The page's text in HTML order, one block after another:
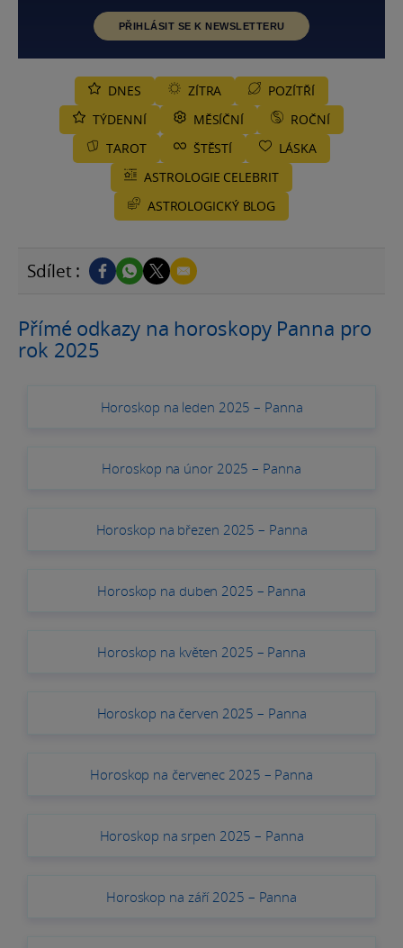
PŘIHLÁSIT SE K NEWSLETTERU
DNES ZÍTRA
POZÍTŘÍ
TÝDENNÍ
MĚSÍČNÍ
ROČNÍ
TAROT
ŠTĚSTÍ
LÁSKA
ASTROLOGIE CELEBRIT
ASTROLOGICKÝ BLOG
Sdílet :
Přímé odkazy na horoskopy Panna pro
rok 2025
Horoskop na leden 2025 – Panna
Horoskop na únor 2025 – Panna
Horoskop na březen 2025 – Panna
Horoskop na duben 2025 – Panna
Horoskop na květen 2025 – Panna
Horoskop na červen 2025 – Panna
Horoskop na červenec 2025 – Panna
Horoskop na srpen 2025 – Panna
Horoskop na září 2025 – Panna